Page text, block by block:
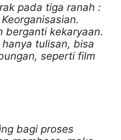
pada tiga ranah :
berganti kekaryaan.
tulisan, bisa
seperti film
bagi proses